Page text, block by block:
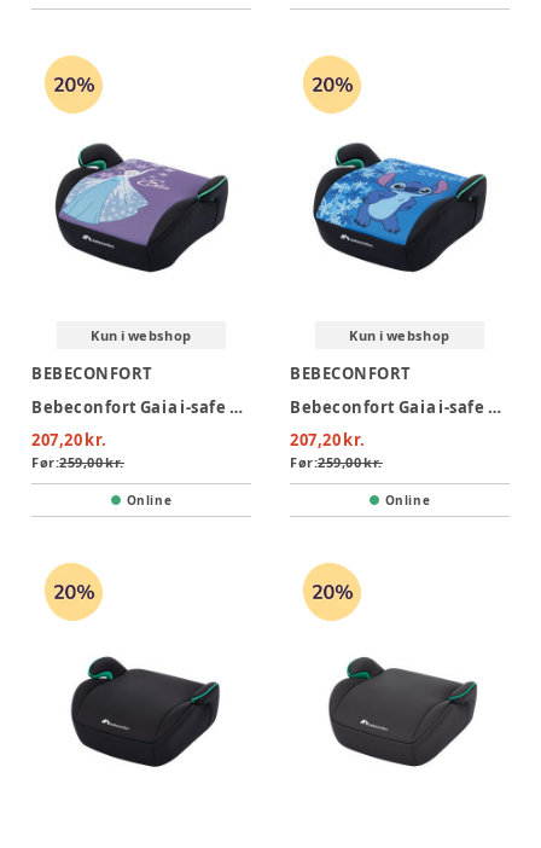
Kun i webshop
BEBECONFORT
Bebeconfort Gaia i-safe Selepude - Fun Frozen
207,20 kr.
Før:259,00 kr.
Online
Kun i webshop
BEBECONFORT
Bebeconfort Gaia i-safe Selepude - Fun Stitch
207,20 kr.
Før:259,00 kr.
Online